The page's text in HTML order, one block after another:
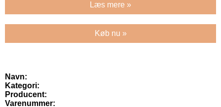
Læs mere »
Køb nu »
Navn:
Kategori:
Producent:
Varenummer: